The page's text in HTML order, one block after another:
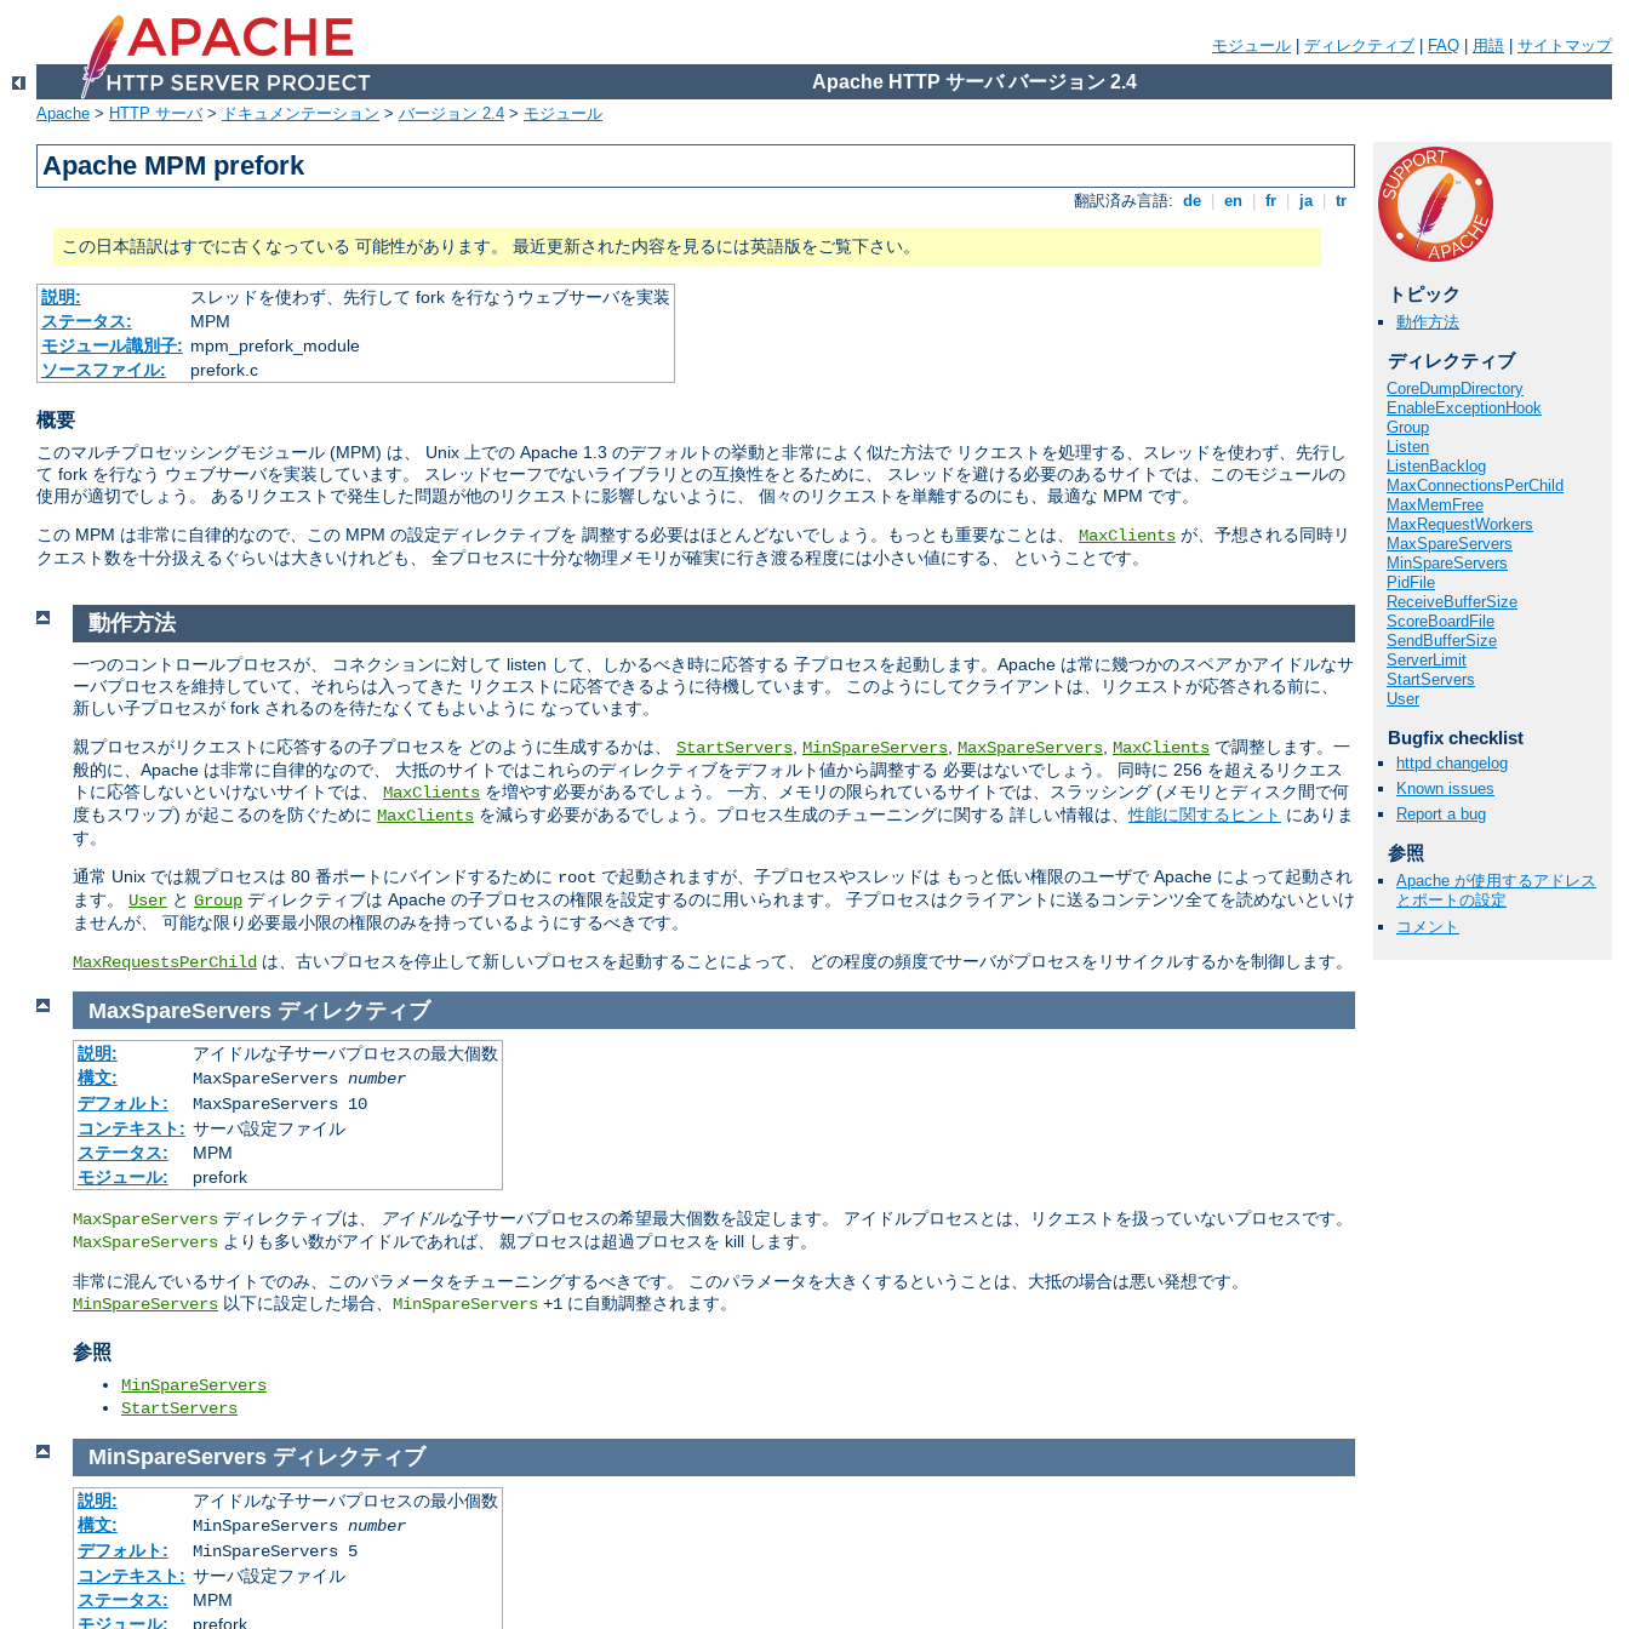
モジュール ディレクティブ FAQ 用語 サイトマップ
Apache HTTP サーバ バージョン 2.4
Apache > HTTP サーバ> ドキュメンテーション > バージョン 2.4 > モジュール
Apache MPM prefork
翻訳済み言語: de en fr ja tr
この日本語訳はすでに古くなっている 可能性があります。 最近更新された内容を見るには英語版をご覧下さい。
説明:
スレッドを使わず、先行して fork を行なうウェブサーバを実装
ステータス:
MPM
モジュール識別子: mpm_prefork_module
ソースファイル:
prefork.c
概要
このマルチプロセッシングモジュール (MPM) は、 Unix 上での Apache 1.3 のデフォルトの挙動と非常によく似た方法で リクエストを処理する、スレッドを使わず、先行し
て fork を行なう ウェブサーバを実装しています。 スレッドセーフでないライブラリとの互換性をとるために、 スレッドを避ける必要のあるサイトでは、このモジュールの
使用が適切でしょう。 あるリクエストで発生した問題が他のリクエストに影響しないように、 個々のリクエストを単離するのにも、最適な MPM です。
この MPM は非常に自律的なので、この MPM の設定ディレクティブを 調整する必要はほとんどないでしょう。もっとも重要なことは、 MaxClients が、予想される同時リ
クエスト数を十分扱えるぐらいは大きいけれども、 全プロセスに十分な物理メモリが確実に行き渡る程度には小さい値にする、 ということです。
トピック
動作方法
ディレクティブ
CoreDumpDirectory
EnableExceptionHook
Group
Listen
ListenBacklog
MaxConnectionsPerChild
MaxMemFree
MaxRequestWorkers
MaxSpareServers
MinSpareServers
PidFile
ReceiveBufferSize
ScoreBoardFile
SendBufferSize
ServerLimit
StartServers
User
Bugfix checklist
httpd changelog
Known issues
Report a bug
参照
Apache が使用するアドレス
とポートの設定
コメント
動作方法
一つのコントロールプロセスが、 コネクションに対して listen して、しかるべき時に応答する 子プロセスを起動します。Apache は常に幾つかのスペアかアイドルなサ
ーバプロセスを維持していて、それらは入ってきた リクエストに応答できるように待機しています。 このようにしてクライアントは、リクエストが応答される前に、
新しい子プロセスが fork されるのを待たなくてもよいように なっています。
親プロセスがリクエストに応答するの子プロセスを どのように生成するかは、 StartServers MinSpareServers MaxSpareServers MaxClients で調整します。一
般的に、Apache は非常に自律的なので、 大抵のサイトではこれらのディレクティブをデフォルト値から調整する 必要はないでしょう。 同時に 256 を超えるリクエス
トに応答しないといけないサイトでは、 MaxClients を増やす必要があるでしょう。 一方、メモリの限られているサイトでは、スラッシング (メモリとディスク間で何
度もスワップ) が起こるのを防ぐために MaxClients を減らす必要があるでしょう。プロセス生成のチューニングに関する 詳しい情報は、性能に関するヒント にありま
す。
通常 Unix では親プロセスは 80 番ポートにバインドするために root で起動されますが、子プロセスやスレッドは もっと低い権限のユーザで Apache によって起動され
ます。 User と Group ディレクティブは Apache の子プロセスの権限を設定するのに用いられます。 子プロセスはクライアントに送るコンテンツ全てを読めないといけ
ませんが、 可能な限り必要最小限の権限のみを持っているようにするべきです。
MaxRequestsPerChild は、古いプロセスを停止して新しいプロセスを起動することによって、 どの程度の頻度でサーバがプロセスをリサイクルするかを制御します。
MaxSpareServers ディレクティブ
説明:
アイドルな子サーバプロセスの最大個数
構文:
MaxSpareServers number
デフォルト:
MaxSpareServers 10
コンテキスト: サーバ設定ファイル
ステータス:
MPM
モジュール:
prefork
MaxSpareServers ディレクティブは、 アイドルな子サーバプロセスの希望最大個数を設定します。 アイドルプロセスとは、リクエストを扱っていないプロセスです。
MaxSpareServers よりも多い数がアイドルであれば、 親プロセスは超過プロセスを kill します。
非常に混んでいるサイトでのみ、このパラメータをチューニングするべきです。 このパラメータを大きくするということは、大抵の場合は悪い発想です。
MinSpareServers 以下に設定した場合、 MinSpareServers +1 に自動調整されます。
参照
MinSpareServers
StartServers
MinSpareServers ディレクティブ
説明:
アイドルな子サーバプロセスの最小個数
構文:
MinSpareServers number
デフォルト:
MinSpareServers 5
コンテキスト: サーバ設定ファイル
ステータス:
MPM
モジュール:
prefork